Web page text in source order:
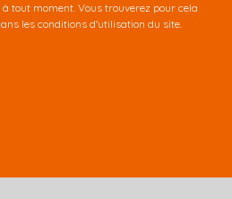
tout moment. Vous trouverez pour cela
les conditions d'utilisation du site.